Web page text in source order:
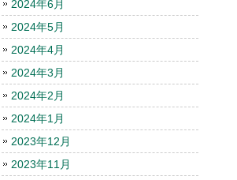
2024年6月
2024年5月
2024年4月
2024年3月
2024年2月
2024年1月
2023年12月
2023年11月